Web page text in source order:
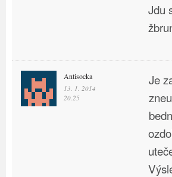
Jdu
Antisocka
13. 1. 2014
20.25
Je